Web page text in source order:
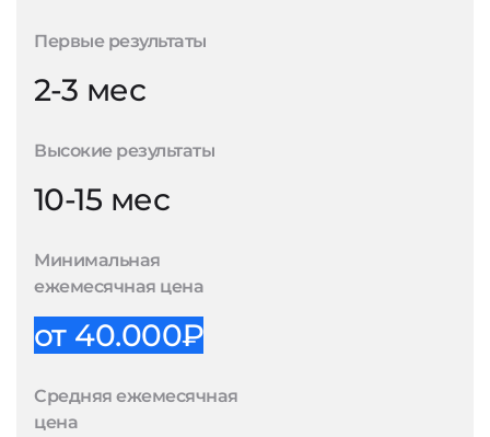
Первые результаты
2-3 мес
Высокие результаты
10-15 мес
Минимальная
ежемесячная цена
от 40.000₽
Средняя ежемесячная
цена